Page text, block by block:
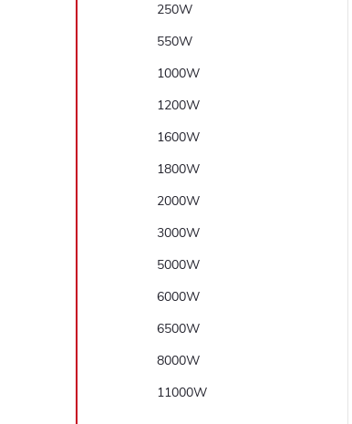
250W
550W
1000W
1200W
1600W
1800W
2000W
3000W
5000W
6000W
6500W
8000W
11000W